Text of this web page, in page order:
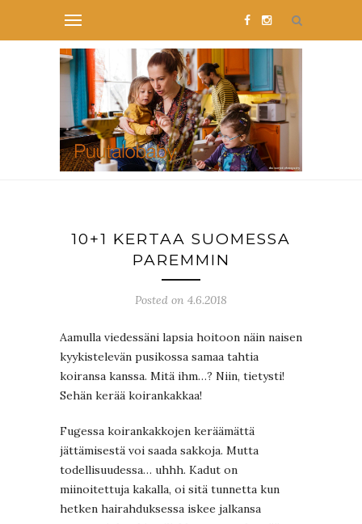
10+1 KERTAA SUOMESSA
PAREMMIN
Posted on 4.6.2018
Aamulla viedessäni lapsia hoitoon näin naisen
kyykistelevän pusikossa samaa tahtia
koiransa kanssa. Mitä ihm…? Niin, tietysti!
Sehän kerää koirankakkaa!
Fugessa koirankakkojen keräämättä
jättämisestä voi saada sakkoja. Mutta
todellisuudessa… uhhh. Kadut on
miinoitettuja kakalla, oi sitä tunnetta kun
hetken hairahduksessa iskee jalkansa